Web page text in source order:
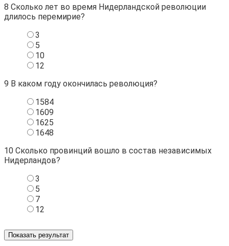
8 Сколько лет во время Нидерландской революции
длилось перемирие?
3
5
10
12
9 В каком году окончилась революция?
1584
1609
1625
1648
10 Сколько провинций вошло в состав независимых
Нидерландов?
3
5
7
12
Показать результат